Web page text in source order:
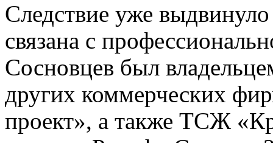
Следствие уже
связана с
Сосновцев был
других коммерческих
проект», а также ТСЖ